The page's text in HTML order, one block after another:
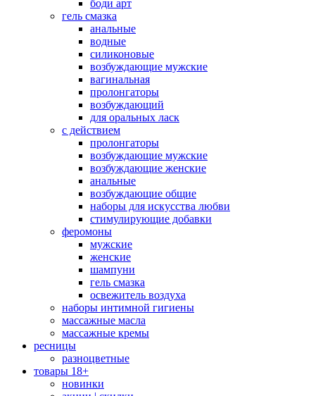
боди арт
гель смазка
анальные
водные
силиконовые
возбуждающие мужские
вагинальная
пролонгаторы
возбуждающий
для оральных ласк
с действием
пролонгаторы
возбуждающие мужские
возбуждающие женские
анальные
возбуждающие общие
наборы для искусства любви
стимулирующие добавки
феромоны
мужские
женские
шампуни
гель смазка
освежитель воздуха
наборы интимной гигиены
массажные масла
массажные кремы
ресницы
разноцветные
товары 18+
новинки